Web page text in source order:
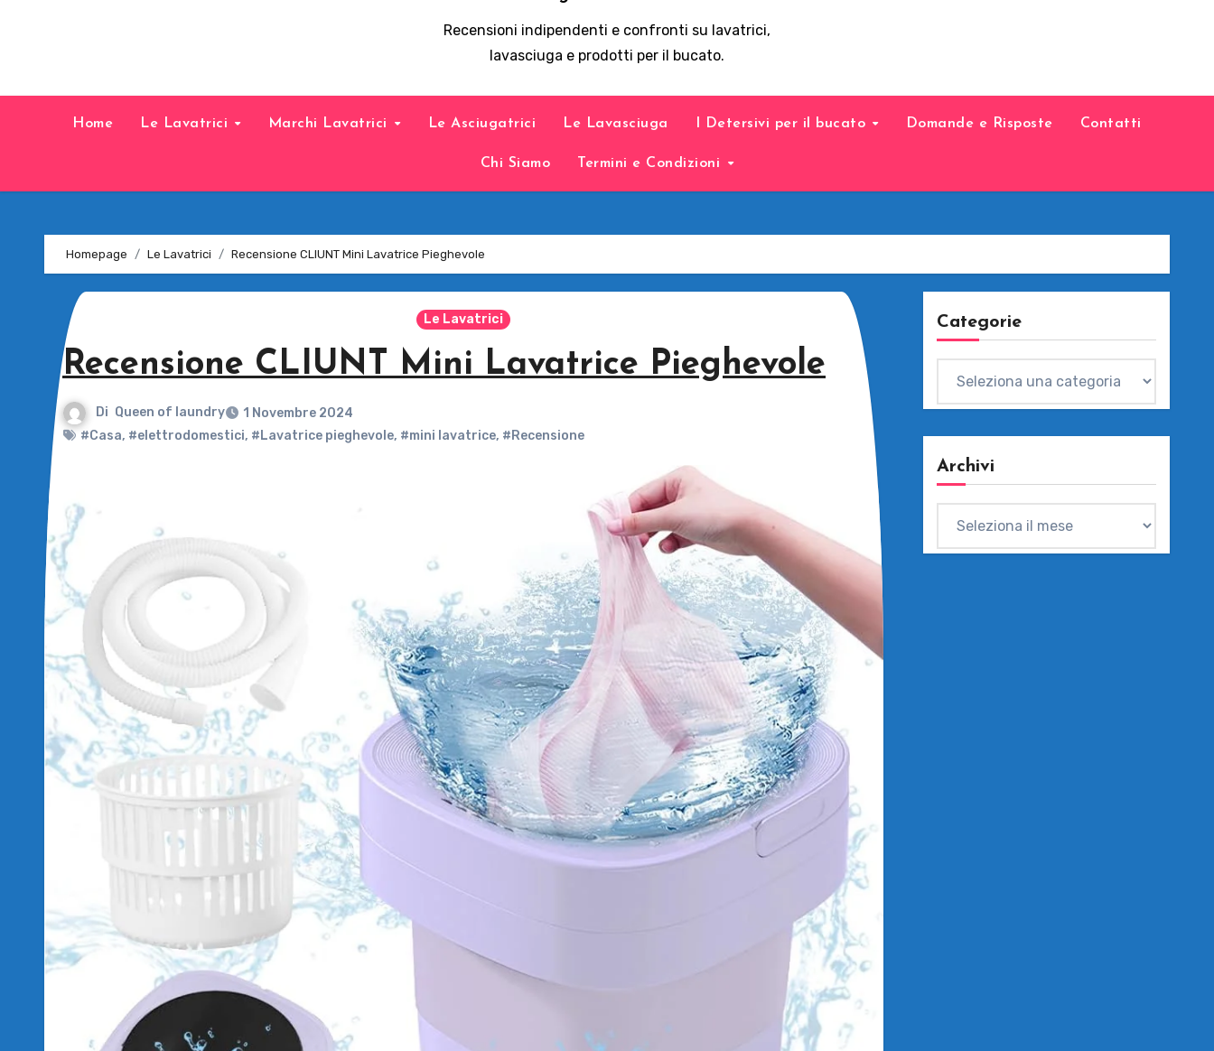
Recensioni indipendenti e confronti su lavatrici,
lavasciuga e prodotti per il bucato.
Home Le Lavatrici Marchi Lavatrici Le Asciugatrici Le Lavasciuga I Detersivi per il bucato Domande e Risposte Contatti
Chi Siamo Termini e Condizioni
Homepage Le Lavatrici Recensione CLIUNT Mini Lavatrice Pieghevole
Le Lavatrici
Recensione CLIUNT Mini Lavatrice Pieghevole
Di Queen of laundry
1 Novembre 2024
#Casa, #elettrodomestici, #Lavatrice pieghevole, #mini lavatrice, #Recensione
Categorie
Archivi